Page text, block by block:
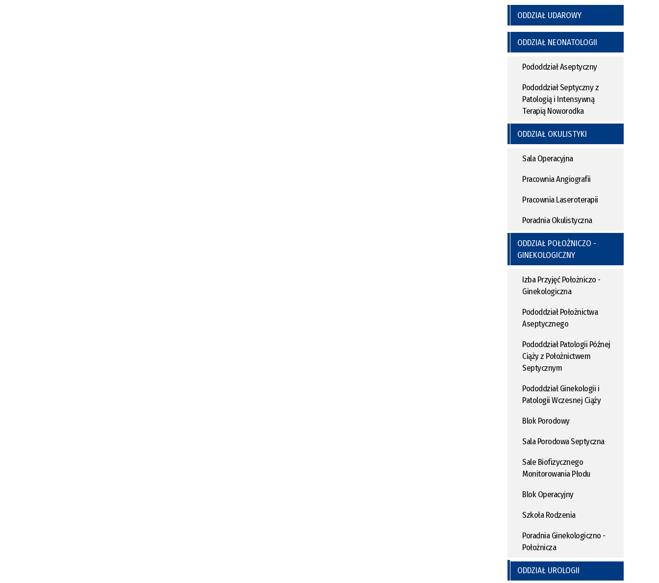
ODDZIAŁ UDAROWY
ODDZIAŁ NEONATOLOGII
Pododdział Aseptyczny
Pododdział Septyczny z
Patologią i Intensywną
Terapią Noworodka
ODDZIAŁ OKULISTYKI
Sala Operacyjna
Pracownia Angiografii
Pracownia Laseroterapii
Poradnia Okulistyczna
ODDZIAŁ POŁOŻNICZO -
GINEKOLOGICZNY
Izba Przyjęć Położniczo -
Ginekologiczna
Pododdział Położnictwa
Aseptycznego
Pododdział Patologii Późnej
Ciąży z Położnictwem
Septycznym
Pododdział Ginekologii i
Patologii Wczesnej Ciąży
Blok Porodowy
Sala Porodowa Septyczna
Sale Biofizycznego
Monitorowania Płodu
Blok Operacyjny
Szkoła Rodzenia
Poradnia Ginekologiczno -
Położnicza
ODDZIAŁ UROLOGII